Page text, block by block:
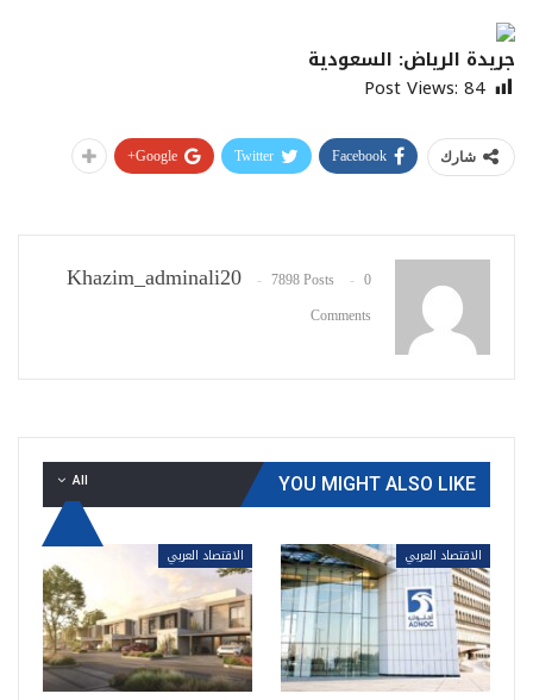
جريدة الرياض: السعودية
Post Views: 84
شارك Facebook
Twitter
Google+
Khazim_adminali20 7898 Posts 0
Comments
All YOU MIGHT ALSO LIKE
الاقتصاد العربي الاقتصاد العربي